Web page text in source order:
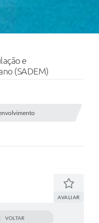
e
(SADEM)
AVALIAR
VOLTAR